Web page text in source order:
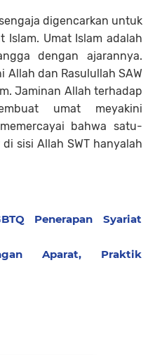
digencarkan untuk
Islam. Umat Islam adalah
dengan ajarannya.
Allah dan Rasulullah SAW
Jaminan Allah terhadap
umat meyakini
bahwa satu-
sisi Allah SWT hanyalah
Penerapan Syariat
Aparat, Praktik